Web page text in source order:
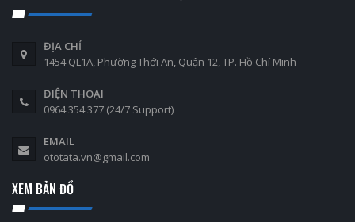
ĐỊA CHỈ
1454 QL1A, Phường Thới An, Quận 12, TP. Hồ Chí Minh
ĐIỆN THOẠI
0964 354 377 (24/7 Support)
EMAIL
ototata.vn@gmail.com
XEM BẢN ĐỒ